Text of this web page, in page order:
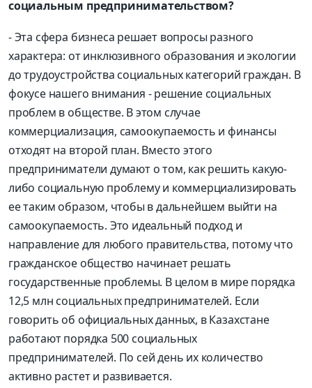
социальным предпринимательством?
- Эта сфера бизнеса решает вопросы разного
характера: от инклюзивного образования и экологии
до трудоустройства социальных категорий граждан. В
фокусе нашего внимания - решение социальных
проблем в обществе. В этом случае
коммерциализация, самоокупаемость и финансы
отходят на второй план. Вместо этого
предприниматели думают о том, как решить какую-
либо социальную проблему и коммерциализировать
ее таким образом, чтобы в дальнейшем выйти на
самоокупаемость. Это идеальный подход и
направление для любого правительства, потому что
гражданское общество начинает решать
государственные проблемы. В целом в мире порядка
12,5 млн социальных предпринимателей. Если
говорить об официальных данных, в Казахстане
работают порядка 500 социальных
предпринимателей. По сей день их количество
активно растет и развивается.